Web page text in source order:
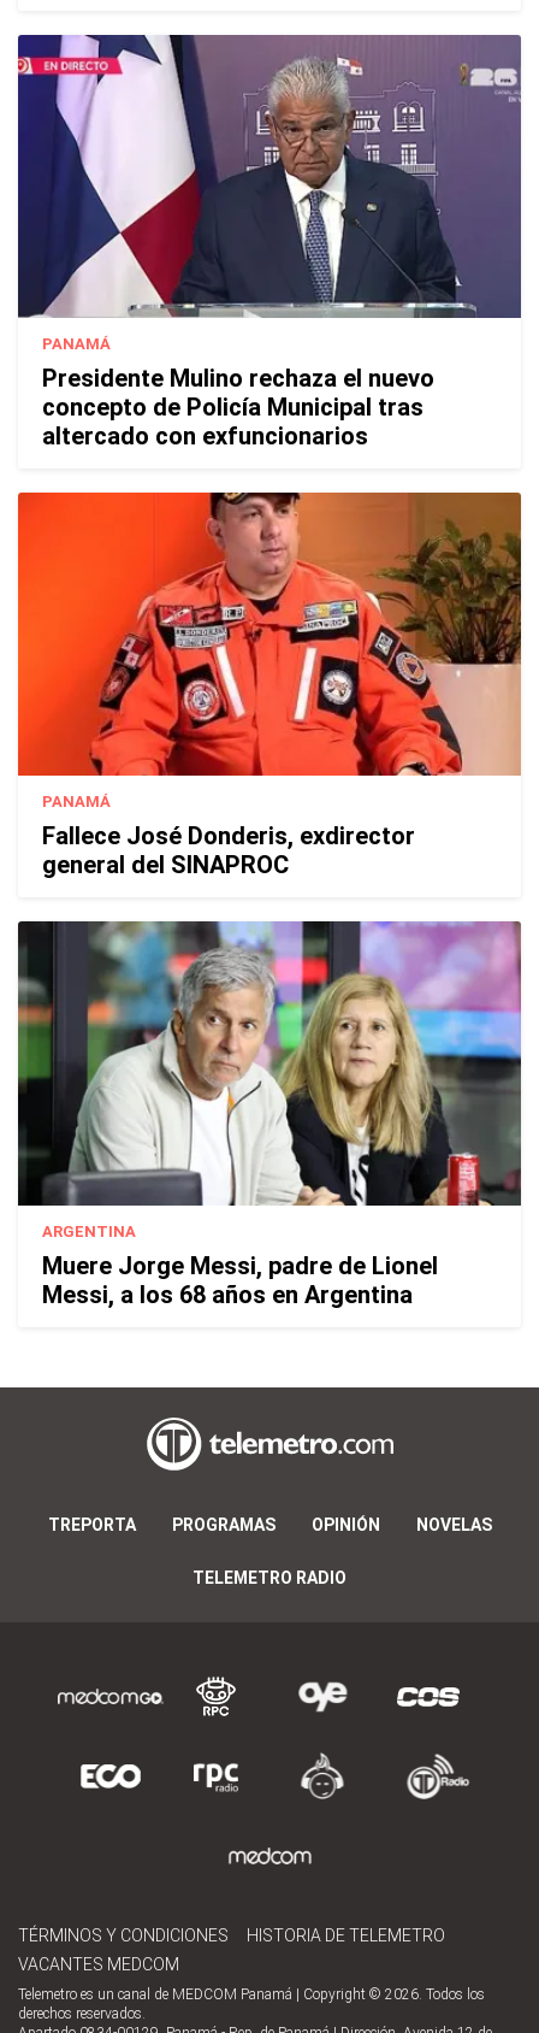
PANAMÁ
Presidente Mulino rechaza el nuevo
concepto de Policía Municipal tras
altercado con exfuncionarios
PANAMÁ
Fallece José Donderis, exdirector
general del SINAPROC
ARGENTINA
Muere Jorge Messi, padre de Lionel
Messi, a los 68 años en Argentina
TREPORTA PROGRAMAS OPINIÓN NOVELAS
TELEMETRO RADIO
TÉRMINOS Y CONDICIONES
HISTORIA DE TELEMETRO
VACANTES MEDCOM
Telemetro es un canal de MEDCOM Panamá | Copyright © 2026. Todos los
derechos reservados.